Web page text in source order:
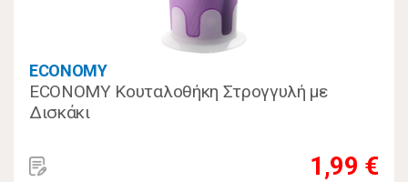
ECONOMY
ECONOMY Κουταλοθήκη Στρογγυλή με
Δισκάκι
1,99 €